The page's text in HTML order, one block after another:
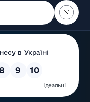
Пошук
України